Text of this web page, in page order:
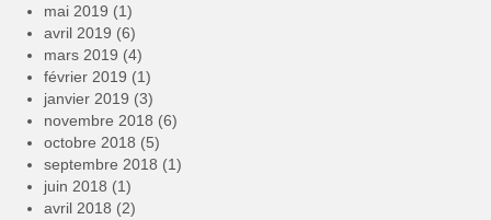
mai 2019 (1)
avril 2019 (6)
mars 2019 (4)
février 2019 (1)
janvier 2019 (3)
novembre 2018 (6)
octobre 2018 (5)
septembre 2018 (1)
juin 2018 (1)
avril 2018 (2)